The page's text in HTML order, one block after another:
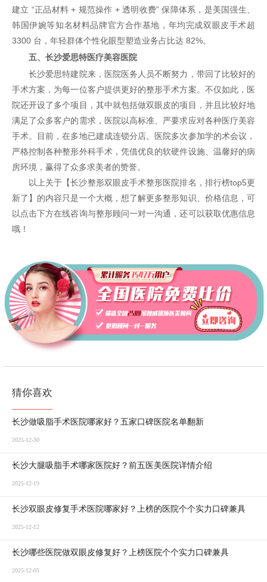
建立 “正品材料 + 规范操作 + 透明收费” 保障体系，是美国强生、
韩国伊婉等知名材料品牌官方合作基地，年均完成双眼皮手术超
3300 台，年轻群体个性化眼型塑造业务占比达 82%。
五、长沙爱思特医疗美容医院
长沙爱思特建院来，医院医务人员不断努力，带回了比较好的
手术方案，为每一位客户提供更好的整形手术方案。不仅如此，医
院还开设了多个项目，其中就包括做双眼皮的项目，并且比较好地
满足了众多客户的需求，医院以高标准、严要求应对各种医疗美容
手术。目前，在多地已建成连锁分店。医院多次参加学的术会议，
严格控制各种整形外科手术，凭借优良的软硬件设施、温馨好的病
房环境，赢得了众多求美者的赞誉。
以上关于【长沙整形双眼皮手术整形医院排名，排行榜top5更
新了】的内容只是一个大概，想了解更多整形知识、价格信息，可
以点击下方在线咨询与整形顾问一对一沟通，还可以获取优惠信息
哦！
猜你喜欢
长沙做吸脂手术医院哪家好？五家口碑医院名单翻新
2025-12-30
长沙大腿吸脂手术哪家医院好？前五医美医院详情介绍
2025-12-19
长沙双眼皮修复手术医院哪家好？上榜的医院个个实力口碑兼具
2025-12-12
长沙哪些医院做双眼皮修复好？上榜医院个个实力口碑兼具
2025-12-05